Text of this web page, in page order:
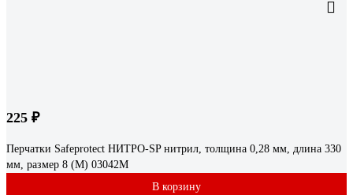
225 ₽
Перчатки Safeprotect НИТРО-SP нитрил, толщина 0,28 мм, длина 330
мм, размер 8 (M) 03042M
В корзину